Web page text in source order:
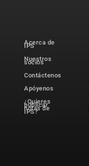
Acerca de
IPS
Nuestros
socios
Contáctenos
Apóyenos
¿Quieres
publicar
notas de
IPS?